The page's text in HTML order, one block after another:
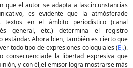
que el autor se adapta a lascircunstancias
es evidente que la atmósferade
textos en el ámbito periodístico (canal
general, etc.) determina el registro
estándar. Ahora bien, también es cierto que
todo tipo de expresiones coloquiales (Ej.).
consecuenciade la libertad expresiva que
y con él,el emisor logra mostrarse más